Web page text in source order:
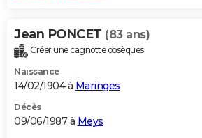
Jean PONCET (83 ans)
Créer une cagnotte obsèques
Naissance
14/02/1904 à Maringes
Décès
09/06/1987 à Meys